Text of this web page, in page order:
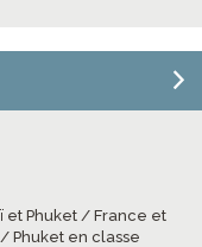
et Phuket / France et
Phuket en classe